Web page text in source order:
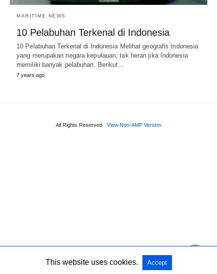
MARITIME NEWS
10 Pelabuhan Terkenal di Indonesia
10 Pelabuhan Terkenal di Indonesia Melihat geografis Indonesia
yang merupakan negara kepulauan, tak heran jika Indonesia
memiliki banyak pelabuhan. Berikut…
7 years ago
All Rights Reserved View Non-AMP Version
This website uses cookies. Accept